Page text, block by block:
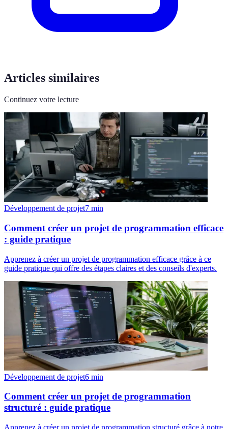
Articles similaires
Continuez votre lecture
Développement de projet7 min
Comment créer un projet de programmation efficace
: guide pratique
Apprenez à créer un projet de programmation efficace grâce à ce
guide pratique qui offre des étapes claires et des conseils d'experts.
Développement de projet6 min
Comment créer un projet de programmation
structuré : guide pratique